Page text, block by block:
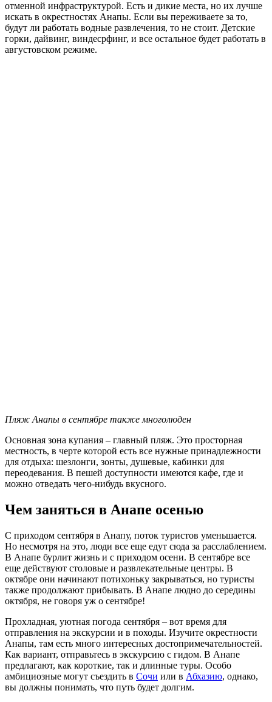
отменной инфраструктурой. Есть и дикие места, но их лучше
искать в окрестностях Анапы. Если вы переживаете за то,
будут ли работать водные развлечения, то не стоит. Детские
горки, дайвинг, виндесрфинг, и все остальное будет работать в
августовском режиме.
Пляж Анапы в сентябре также многолюден
Основная зона купания – главный пляж. Это просторная
местность, в черте которой есть все нужные принадлежности
для отдыха: шезлонги, зонты, душевые, кабинки для
переодевания. В пешей доступности имеются кафе, где и
можно отведать чего-нибудь вкусного.
Чем заняться в Анапе осенью
С приходом сентября в Анапу, поток туристов уменьшается.
Но несмотря на это, люди все еще едут сюда за расслаблением.
В Анапе бурлит жизнь и с приходом осени. В сентябре все
еще действуют столовые и развлекательные центры. В
октябре они начинают потихоньку закрываться, но туристы
также продолжают прибывать. В Анапе людно до середины
октября, не говоря уж о сентябре!
Прохладная, уютная погода сентября – вот время для
отправления на экскурсии и в походы. Изучите окрестности
Анапы, там есть много интересных достопримечательностей.
Как вариант, отправьтесь в экскурсию с гидом. В Анапе
предлагают, как короткие, так и длинные туры. Особо
амбициозные могут съездить в Сочи или в Абхазию, однако,
вы должны понимать, что путь будет долгим.